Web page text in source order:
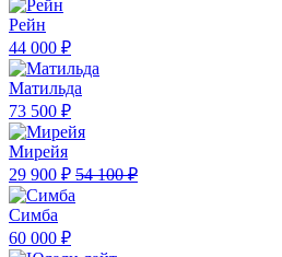
Рейн
44 000 ₽
Матильда
73 500 ₽
Мирейя
29 900 ₽ 54 100 ₽
Симба
60 000 ₽